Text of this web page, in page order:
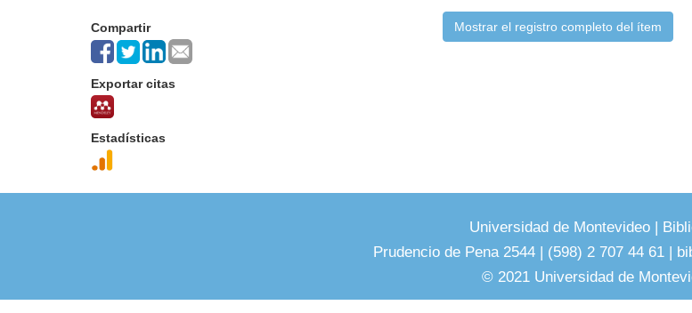
Compartir
Exportar citas
Estadísticas
Mostrar el registro completo del ítem
Universidad de Montevideo |
Prudencio de Pena 2544 | (598) 2 707 44 61 |
© 2021 Universidad de